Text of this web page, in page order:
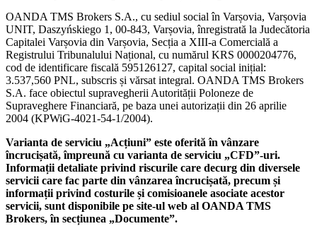
OANDA TMS Brokers S.A., cu sediul social în Varșovia, Varșovia
UNIT, Daszyńskiego 1, 00-843, Varșovia, înregistrată la Judecătoria
Capitalei Varșovia din Varșovia, Secția a XIII-a Comercială a
Registrului Tribunalului Național, cu numărul KRS 0000204776,
cod de identificare fiscală 595126127, capital social inițial:
3.537,560 PNL, subscris și vărsat integral. OANDA TMS Brokers
S.A. face obiectul supravegherii Autorității Poloneze de
Supraveghere Financiară, pe baza unei autorizații din 26 aprilie
2004 (KPWiG-4021-54-1/2004).
Varianta de serviciu „Acțiuni” este oferită în vânzare
încrucișată, împreună cu varianta de serviciu „CFD”-uri.
Informații detaliate privind riscurile care decurg din diversele
servicii care fac parte din vânzarea încrucișată, precum și
informații privind costurile și comisioanele asociate acestor
servicii, sunt disponibile pe site-ul web al OANDA TMS
Brokers, în secțiunea „Documente”.